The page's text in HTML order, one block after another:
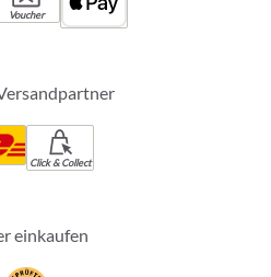
Voucher
Click & Collect
einkaufen